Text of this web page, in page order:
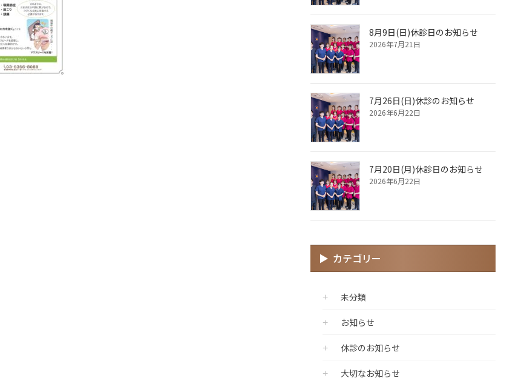
8月9日(日)休診日のお知らせ
2026年7月21日
7月26日(日)休診のお知らせ
2026年6月22日
7月20日(月)休診日のお知らせ
2026年6月22日
カテゴリー
未分類
お知らせ
休診のお知らせ
大切なお知らせ